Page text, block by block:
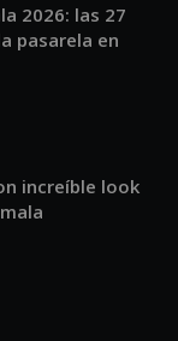
2026: las 27
pasarela en
increíble look